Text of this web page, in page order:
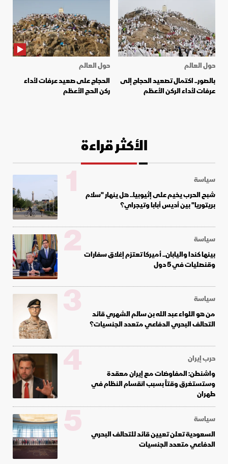
حول العالم
بالصور.. اكتمال تصعيد الحجاج إلى
عرفات لأداء الركن الأعظم
حول العالم
الحجاج على صعيد عرفات لأداء
ركن الحج الأعظم
الأكثر قراءة
سياسة
شبح الحرب يخيم على إثيوبيا.. هل ينهار "سلام
بريتوريا" بين أديس أبابا وتيجراي؟
1
سياسة
بينها كندا واليابان.. أميركا تعتزم إغلاق سفارات
وقنصليات في 5 دول
2
سياسة
من هو اللواء عبد الله بن سالم الشهري قائد
التحالف البحري الدفاعي متعدد الجنسيات؟
3
حرب إيران
واشنطن: المفاوضات مع إيران معقدة
وستستغرق وقتاً بسبب انقسام النظام في
طهران
4
سياسة
السعودية تعلن تعيين قائد للتحالف البحري
الدفاعي متعدد الجنسيات
5